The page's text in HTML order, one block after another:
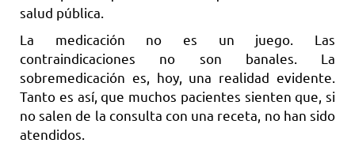
salud pública.
La medicación no es un juego. Las
contraindicaciones no son banales. La
sobremedicación es, hoy, una realidad evidente.
Tanto es así, que muchos pacientes sienten que, si
no salen de la consulta con una receta, no han sido
atendidos.